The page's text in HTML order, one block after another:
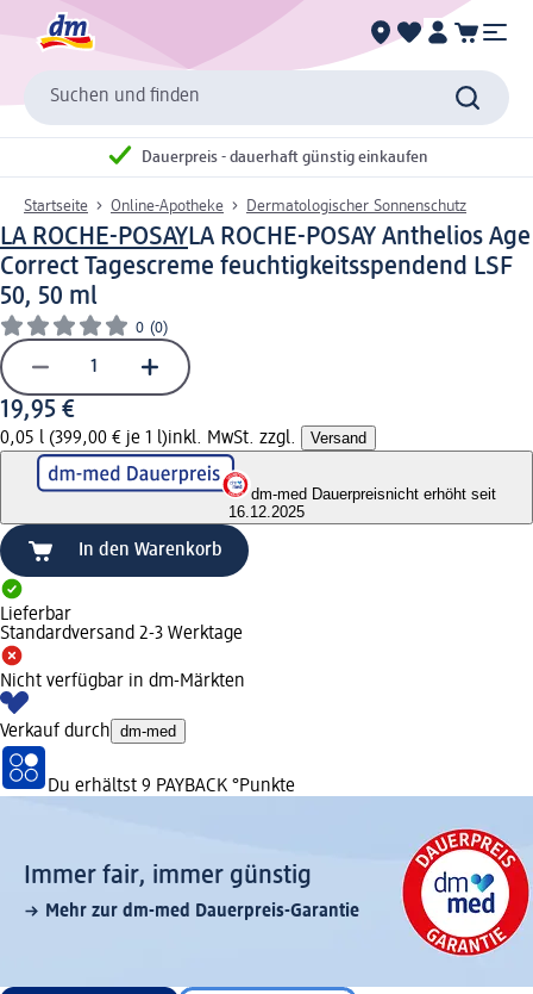
Suchen und finden
Dauerpreis - dauerhaft günstig einkaufen
Startseite Online-Apotheke Dermatologischer Sonnenschutz
LA ROCHE-POSAYLA ROCHE-POSAY Anthelios Age
Correct Tagescreme feuchtigkeitsspendend LSF
50, 50 ml
0 (0)
19,95 €
0,05 l (399,00 € je 1 l)inkl. MwSt. zzgl. Versand
dm-med Dauerpreisnicht erhöht seit
16.12.2025
In den Warenkorb
Lieferbar
Standardversand 2-3 Werktage
Nicht verfügbar in dm-Märkten
Verkauf durch dm-med
Du erhältst 9 PAYBACK °Punkte
Immer fair,­ immer günstig
Mehr zur dm-med Dauerpreis-Garantie